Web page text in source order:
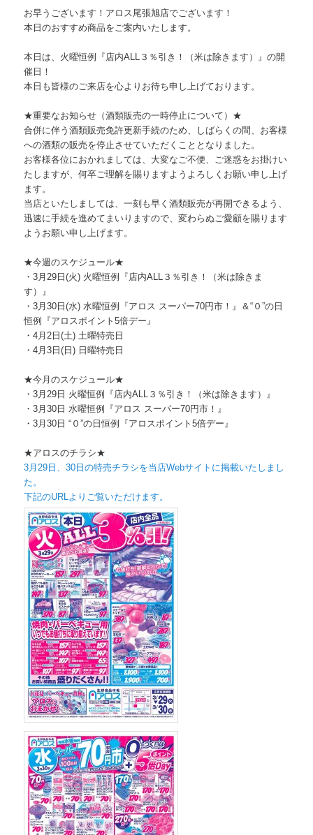
お早うございます！アロス尾張旭店でございます！
本日のおすすめ商品をご案内いたします。
本日は、火曜恒例『店内ALL３％引き！（米は除きます）』の開
催日！
本日も皆様のご来店を心よりお待ち申し上げております。
★重要なお知らせ（酒類販売の一時停止について）★
合併に伴う酒類販売免許更新手続のため、しばらくの間、 お客様
への酒類の販売を停止させていただくこととなりました。
お客様各位におかれましては、大変なご不便、
ご迷惑をお掛けい
たしますが、何卒ご理解を賜りますようよろしくお願い申し上げ
ます。
当店といたしましては、一刻も早く酒類販売が再開できるよう、
迅速に手続を進めてまいりますので、変わらぬご愛顧を賜ります
ようお願い申し上げます。
★今週のスケジュール★
・3月29日(火) 火曜恒例『店内ALL３％引き！（米は除きま
す）』
・3月30日(水) 水曜恒例『アロス スーパー70円市！』＆“０”の日
恒例『アロスポイント5倍デー』
・4月2日(土) 土曜特売日
・4月3日(日) 日曜特売日
★今月のスケジュール★
・3月29日 火曜恒例『店内ALL３％引き！（米は除きます）』
・3月30日 水曜恒例『アロス スーパー70円市！』
・3月30日 “０”の日恒例『アロスポイント5倍デー』
★アロスのチラシ★
3月29日、30日の特売チラシを当店Webサイトに掲載いたしまし
た。
下記のURLよりご覧いただけます。